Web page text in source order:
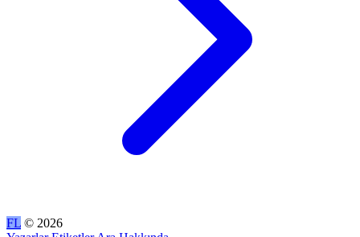
FL © 2026